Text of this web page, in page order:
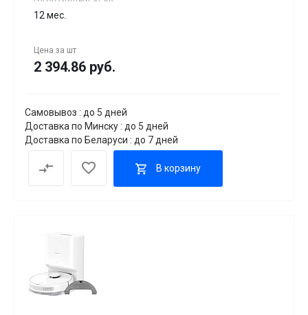
12 мес.
Цена за шт
2 394.86 руб.
Самовывоз : до 5 дней
Доставка по Минску : до 5 дней
Доставка по Беларуси : до 7 дней
В корзину